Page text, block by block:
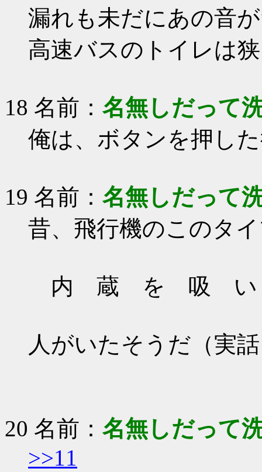
漏れも未だにあの音
高速バスのトイレは
18 名前： 名無しだって
俺は、ボタンを押し
19 名前： 名無しだって
昔、飛行機のこのタ
内 蔵 を 吸
人がいたそうだ（実
20 名前： 名無しだって
>>11